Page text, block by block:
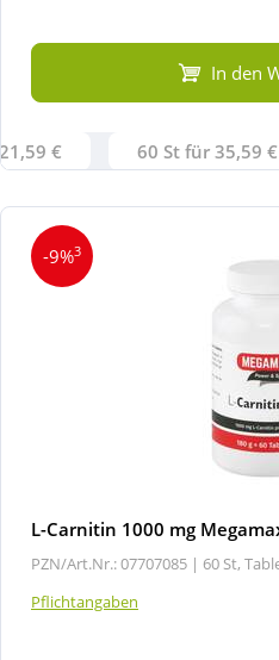
In den
€ 60 St für 35,59 €
-9%3
L-Carnitin 1000 mg
PZN/Art.Nr.: 07707085 | 60 St,
Pflichtangaben